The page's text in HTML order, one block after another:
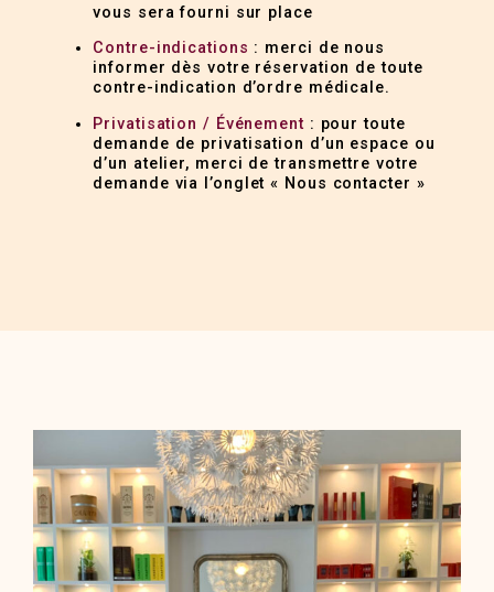
vous sera fourni sur place
Contre-indications : merci de nous
informer dès votre réservation de toute
contre-indication d’ordre médicale.
Privatisation / Événement : pour toute
demande de privatisation d’un espace ou
d’un atelier, merci de transmettre votre
demande via l’onglet « Nous contacter »